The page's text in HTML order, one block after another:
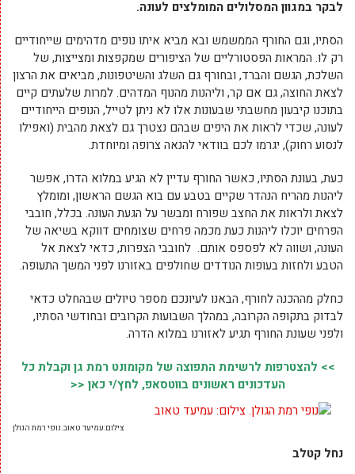
לבקר במגוון המסלולים המומלצים לעונה.
הסתיו, וגם החורף הממשמש ובא מביא איתו נופים מדהימים שייחודיים
רק לו. המראות הפסטורליים של הציפורים שמקפצות ומצייצות, של
השלכת, הגשם והברד, ובחורף גם השלג והשיטפונות, מביאים את הרצון
לצאת החוצה, גם אם קר, וליהנות מהנוף המדהים. למרות שלעתים קיים
בתוכנו קיבעון מחשבתי שבעונות אלו לא ניתן לטייל, הנופים הייחודיים
לעונה, שכדי לראות את היפים שבהם נצטרך גם לצאת מהבית (ואפילו
לנסוע רחוק), יגרמו לכם בוודאי להנאה צרופה ומיוחדת.
כעת, בעונת הסתיו, כאשר החורף עדיין לא הגיע במלוא הדרו, אפשר
ליהנות מהריח הנהדר שקיים בטבע עם בוא הגשם הראשון, ומומלץ
לצאת ולראות את החצב שפורח ומבשר על הגעת העונה. בכלל, חובבי
הפרחים יוכלו ליהנות כעת מכמה פרחים שצומחים דווקא בשיאה של
העונה, ושווה לא לפספס אותם. לחובבי הצפרות, כדאי לצאת אל
הטבע ולחזות בעופות הנודדים שחולפים באזורנו לפני המשך התעופה.
כחלק מההכנה לחורף, הבאנו לעיונכם מספר טיולים שבהחלט כדאי
לבדוק בתקופה הקרובה, במהלך השבועות הקרובים ובחודשי הסתיו,
ולפני שעונת החורף תגיע לאזורנו במלוא הדרה.
>> להצטרפות לרשימת התפוצה של מקומונט רמת גן וקבלת כל
העדכונים ראשונים בווטסאפ, לחץ/י כאן <<
צילום:עמיעד טאוב.נופי רמת הגולן
נחל קטלב